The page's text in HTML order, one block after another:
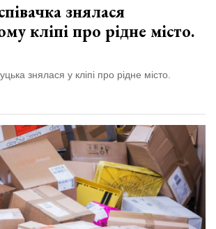
знялася
кліпі про рідне місто.
знялася у кліпі про рідне місто.